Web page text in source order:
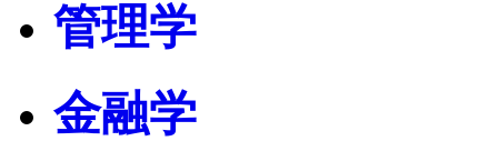
管理学
金融学